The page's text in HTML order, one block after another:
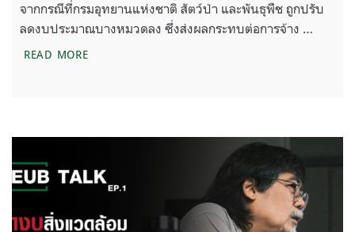
จากกรณีที่กรมอุทยานแห่งชาติ สัตว์ป่า และพันธุพืช ถูกปรับ
ลดงบประมาณบางหมวดลง ซึ่งส่งผลกระทบต่อการจ้าง …
READ MOREวิกฤติปัญหาสถานีเพาะเลี้ยงสัตว์ป่าทั่วประเทศไทย L